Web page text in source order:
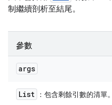
制繼續剖析至結尾。
參數
args
List ：包含剩餘引數的清單。